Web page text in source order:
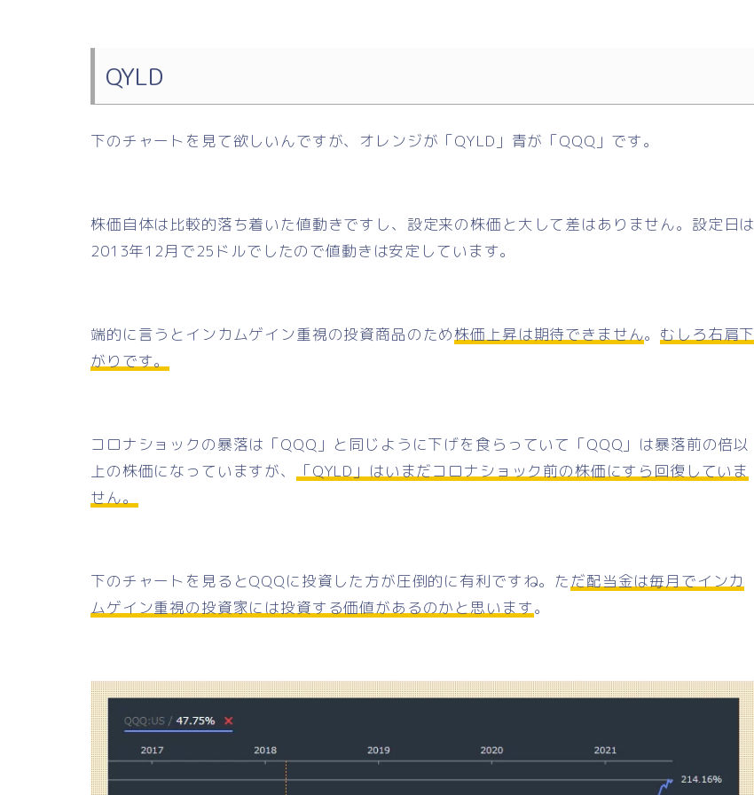
QYLD
下のチャートを見て欲しいんですが、オレンジが「QYLD」青が「QQQ」です。
株価自体は比較的落ち着いた値動きですし、設定来の株価と大して差はありません。設定日は
2013年12月で25ドルでしたので値動きは安定しています。
端的に言うとインカムゲイン重視の投資商品のため株価上昇は期待できません。 むしろ右肩下
がりです。
コロナショックの暴落は「QQQ」と同じように下げを食らっていて「QQQ」は暴落前の倍以
上の株価になっていますが、
「QYLD」はいまだコロナショック前の株価にすら回復していま
せん。
下のチャートを見るとQQQに投資した方が圧倒的に有利ですね。た だ配当金は毎月でインカ
ムゲイン重視の投資家には投資する価値があるのかと思います。